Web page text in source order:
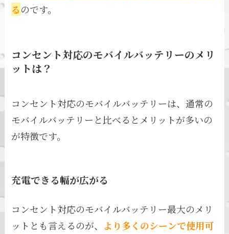
るのです。
コンセント対応のモバイルバッテリーのメリ
ットは？
コンセント対応のモバイルバッテリーは、通常の
モバイルバッテリーと比べるとメリットが多いの
が特徴です。
充電できる幅が広がる
コンセント対応のモバイルバッテリー最大のメリ
ットとも言えるのが、
より多くのシーンで使用可